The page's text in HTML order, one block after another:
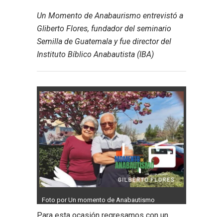
Un Momento de Anabaurismo entrevistó a
Gliberto Flores, fundador del seminario
Semilla de Guatemala y fue director del
Instituto Bíblico Anabautista (IBA)
Foto por Un momento de Anabautismo